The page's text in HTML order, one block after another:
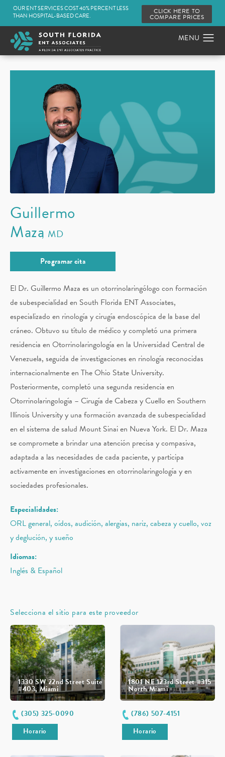
OUR ENT SERVICES COST 40% PERCENT LESS
THAN HOSPITAL-BASED CARE.
CLICK HERE TO
COMPARE PRICES
Guillermo
Maza MD
Programar cita
El Dr. Guillermo Maza es un otorrinolaringólogo con formación
de subespecialidad en South Florida ENT Associates,
especializado en rinología y cirugía endoscópica de la base del
cráneo. Obtuvo su título de médico y completó una primera
residencia en Otorrinolaringología en la Universidad Central de
Venezuela, seguida de investigaciones en rinología reconocidas
internacionalmente en The Ohio State University.
Posteriormente, completó una segunda residencia en
Otorrinolaringología – Cirugía de Cabeza y Cuello en Southern
Illinois University y una formación avanzada de subespecialidad
en el sistema de salud Mount Sinai en Nueva York. El Dr. Maza
se compromete a brindar una atención precisa y compasiva,
adaptada a las necesidades de cada paciente, y participa
activamente en investigaciones en otorrinolaringología y en
sociedades profesionales.
Especialidades:
ORL general, oídos, audición, alergias, nariz, cabeza y cuello, voz
y deglución, y sueño
Idiomas:
Inglés & Español
Selecciona el sitio para este proveedor
1330 SW 22nd Street Suite
#403, Miami
(305) 325-0090
Horario
1801 NE 123rd Street #315
North Miami
(786) 507-4151
Horario